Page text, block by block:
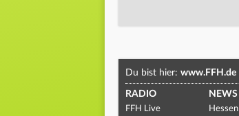
Du bist hier: www.FFH.de
RADIO
FFH Live
NEWS